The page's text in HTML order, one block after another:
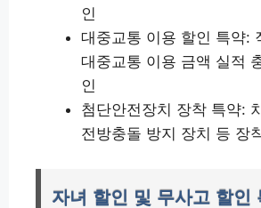
인
대중교통 이용 할인 특약:
대중교통 이용 금액 실적
인
첨단안전장치 장착 특약:
전방충돌 방지 장치 등 장
자녀 할인 및 무사고 할인